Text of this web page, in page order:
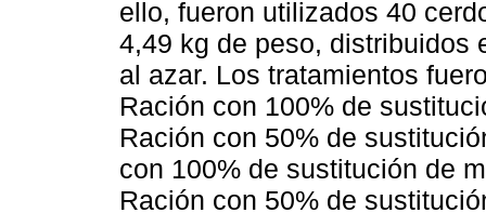
ello, fueron utilizados 40
4,49 kg de peso, distribuidos
al azar. Los tratamientos
Ración con 100% de
Ración con 50% de
con 100% de sustitución de
Ración con 50% de